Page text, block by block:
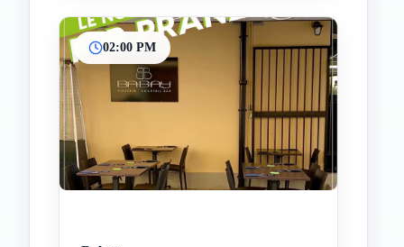
02:00 PM